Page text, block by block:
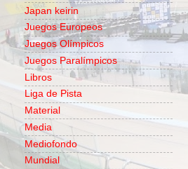
Japan keirin
Juegos Europeos
Juegos Olímpicos
Juegos Paralímpicos
Libros
Liga de Pista
Material
Media
Mediofondo
Mundial